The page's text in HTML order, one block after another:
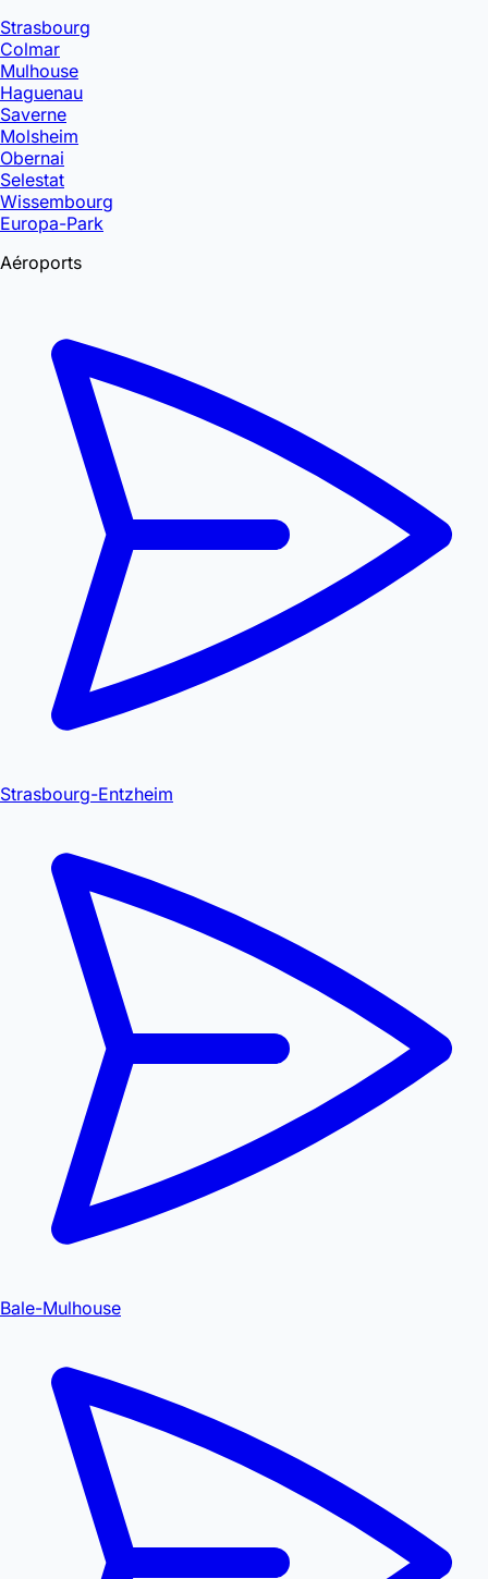
Strasbourg
Colmar
Mulhouse
Haguenau
Saverne
Molsheim
Obernai
Selestat
Wissembourg
Europa-Park
Aéroports
Strasbourg-Entzheim
Bale-Mulhouse